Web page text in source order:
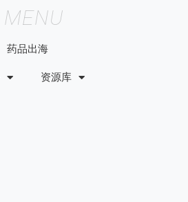
MENU
药品出海
资源库